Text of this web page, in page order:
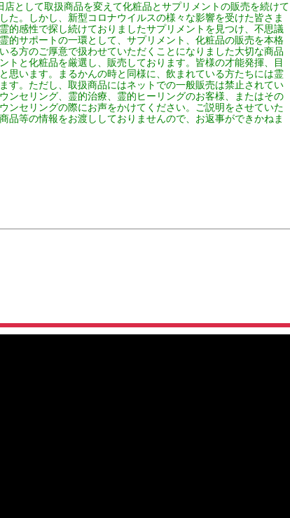
として取扱商品を変えて化粧品とサプリメントの販売を続けて
た。しかし、新型コロナウイルスの様々な影響を受けた皆さま
的感性で探し続けておりましたサプリメントを見つけ、不思議
的サポートの一環として、サプリメント、 化粧品の販売を本格
る方のご厚意で扱わせていただくことになりました大切な商品
トと化粧品を厳選し、販売しております。皆様の才能発揮、目
思います。まるかんの時と同様に、飲まれている方たちには霊
す。ただし、取扱商品にはネットでの一般販売は禁止されてい
ンセリング、霊的治療、霊的ヒーリングのお客様、またはその
ンセリングの際にお声をかけてください。ご説明をさせていた
品等の情報をお渡ししておりませんので、お返事ができかねま